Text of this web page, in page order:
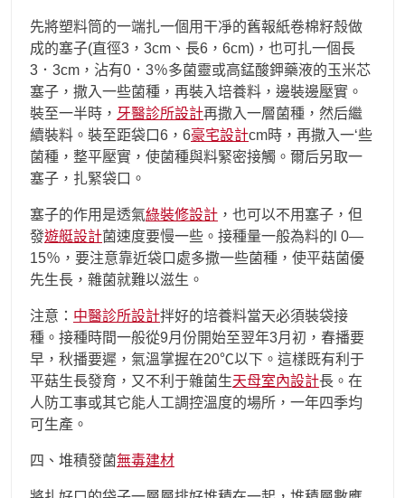
先將塑料筒的一端扎一個用干凈的舊報紙卷棉籽殼做
成的塞子(直徑3，3cm、長6，6cm)，也可扎一個長
3．3cm，沾有0．3％多菌靈或高錳酸鉀藥液的玉米芯
塞子，撒入一些菌種，再裝入培養料，邊裝邊壓實。
裝至一半時， 牙醫診所設計再撒入一層菌種，然后繼
續裝料。裝至距袋口6，6豪宅設計cm時，再撒入一‘些
菌種，整平壓實，使菌種與料緊密接觸。爾后另取一
塞子，扎緊袋口。
塞子的作用是透氣綠裝修設計 ，也可以不用塞子，但
發遊艇設計菌速度要慢一些。接種量一般為料的l 0—
15％，要注意靠近袋口處多撒一些菌種，使平菇菌優
先生長，雜菌就難以滋生。
注意： 中醫診所設計拌好的培養料當天必須裝袋接
種。接種時間一般從9月份開始至翌年3月初，春播要
早，秋播要遲，氣溫掌握在20℃以下。這樣既有利于
平菇生長發育，又不利于雜菌生天母室內設計長。在
人防工事或其它能人工調控溫度的場所，一年四季均
可生產。
四、堆積發菌無毒建材